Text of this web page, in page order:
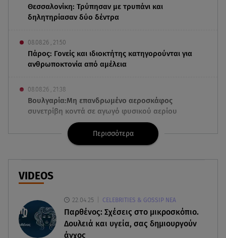
Θεσσαλονίκη: Τρύπησαν με τρυπάνι και
δηλητηρίασαν δύο δέντρα
08.08.26 , 21:50
Πάρος: Γονείς και ιδιοκτήτης κατηγορούνται για
ανθρωποκτονία από αμέλεια
08.08.26 , 21:38
Βουλγαρία:Μη επανδρωμένο αεροσκάφος
συνετρίβη κοντά σε αγωγό φυσικού αερίου
Φωτιά στην Αττικοβοιωτία: Ενέργεια ίση με έξι
ατομικές βόμβες
08.08.26 , 21:20
«Ισλαμικό ΝΑΤΟ»: Πώς επηρεάζεται η Ελλάδα
από τη νέα συμμαχία
08.08.26 , 19:19
Περισσότερα
VIDEOS
22.04.25 CELEBRITIES & GOSSIP ΝΕΑ
Παρθένος: Σχέσεις στο μικροσκόπιο.
Δουλειά και υγεία, σας δημιουργούν
άγχος